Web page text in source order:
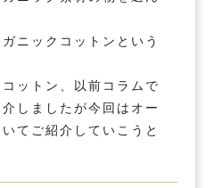
ニックコットンという
ットン、以前コラムで
しましたが今回はオー
てご紹介していこうと